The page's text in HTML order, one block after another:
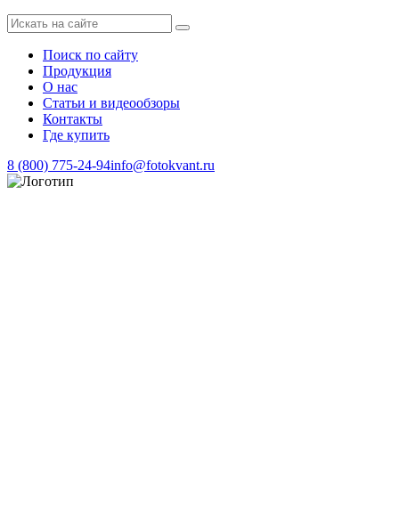
Поиск по сайту
Продукция
О нас
Статьи и видеообзоры
Контакты
Где купить
8 (800) 775-24-94info@fotokvant.ru